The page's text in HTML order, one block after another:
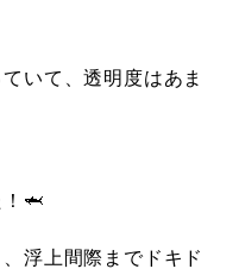
いて、透明度はあま
🦈
浮上間際までドキド